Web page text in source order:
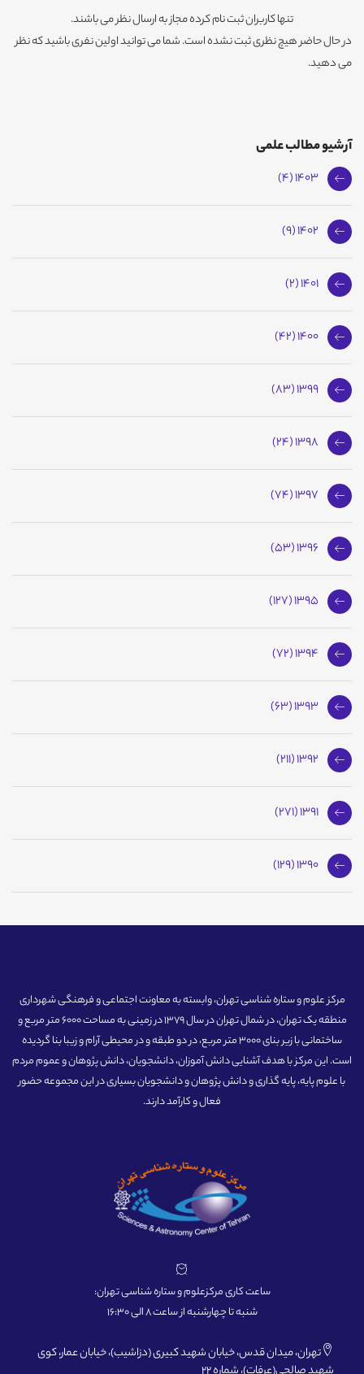
تنها کاربران ثبت نام کرده مجاز به ارسال نظر می باشند.
در حال حاضر هیچ نظری ثبت نشده است. شما می توانید اولین نفری باشید که نظر
می دهید.
آرشیو مطالب علمی
1403 (4)
1402 (9)
1401 (2)
1400 (42)
1399 (83)
1398 (24)
1397 (74)
1396 (53)
1395 (127)
1394 (72)
1393 (63)
1392 (211)
1391 (271)
1390 (129)
مرکز علوم و ستاره شناسی تهران، وابسته به معاونت اجتماعی و فرهنگی شهرداری
منطقه یک تهران، در شمال تهران در سال 1379 در زمینی به مساحت 6000 متر مربع و
ساختمانی با زیر بنای 3000 متر مربع، در دو طبقه و در محیطی آرام و زیبا بنا گردیده
است. این مرکز با هدف آشنایی دانش آموزان، دانشجویان، دانش پژوهان و عموم مردم
با علوم پایه، پایه گذاری و دانش پژوهان و دانشجویان بسیاری در این مجموعه حضور
فعال و کارآمد دارند.
ساعت کاری مرکزعلوم و ستاره شناسی تهران:
شنبه تا چهارشنبه از ساعت 8 الی 16:30
تهران، میدان قدس، خیابان شهید کبیری (دزاشیب)، خیابان عمار، کوی